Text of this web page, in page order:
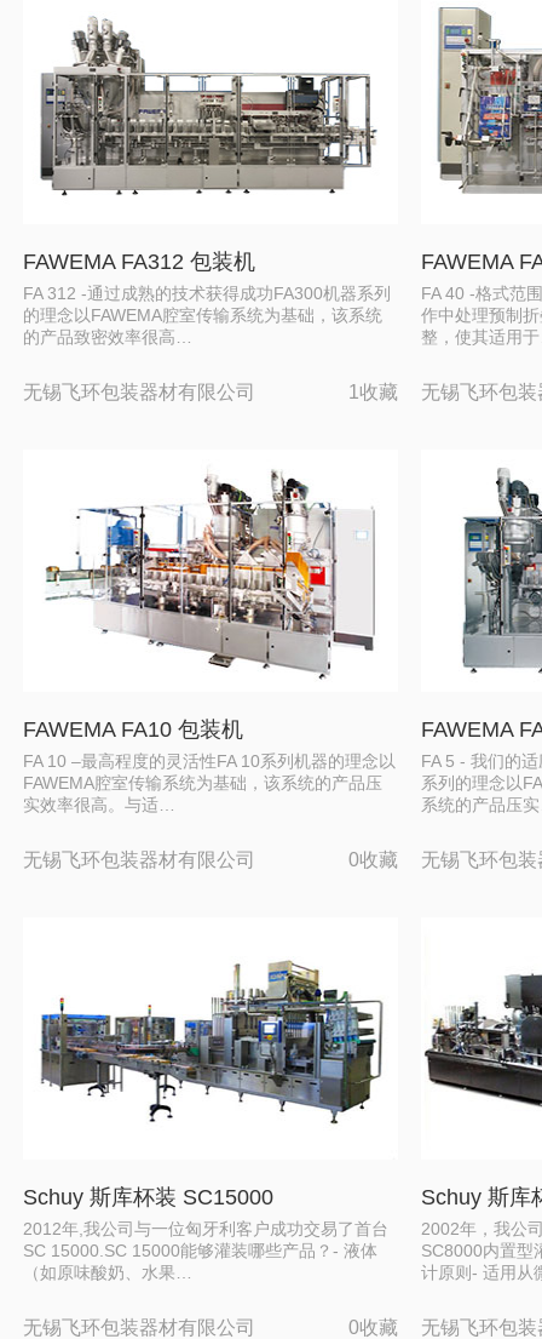
FAWEMA FA312 包装机
FA 312 -通过成熟的技术获得成功FA300机器系列
的理念以FAWEMA腔室传输系统为基础，该系统
的产品致密效率很高…
无锡飞环包装器材有限公司 1收藏
FAWEMA
FA 40 -格式范
作中处理预制
整，使其适用
无锡飞环包
FAWEMA FA10 包装机
FA 10 –最高程度的灵活性FA 10系列机器的理念以
FAWEMA腔室传输系统为基础，该系统的产品压
实效率很高。与适…
无锡飞环包装器材有限公司 0收藏
FAWEMA
FA 5 - 我们的
系列的理念以
系统的产品压
无锡飞环包
Schuy 斯库杯装 SC15000
2012年,我公司与一位匈牙利客户成功交易了首台
SC 15000.SC 15000能够灌装哪些产品？- 液体
（如原味酸奶、水果…
无锡飞环包装器材有限公司 0收藏
Schuy 斯库
2002年，我公
SC8000内置型
计原则- 适用
无锡飞环包